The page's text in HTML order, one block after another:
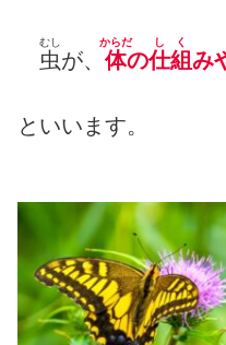
虫
むし
が、 体
からだ
の仕
し
組
く
み
といいます。